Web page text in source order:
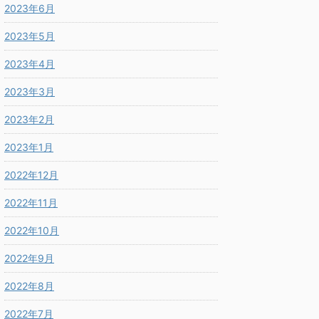
2023年6月
2023年5月
2023年4月
2023年3月
2023年2月
2023年1月
2022年12月
2022年11月
2022年10月
2022年9月
2022年8月
2022年7月